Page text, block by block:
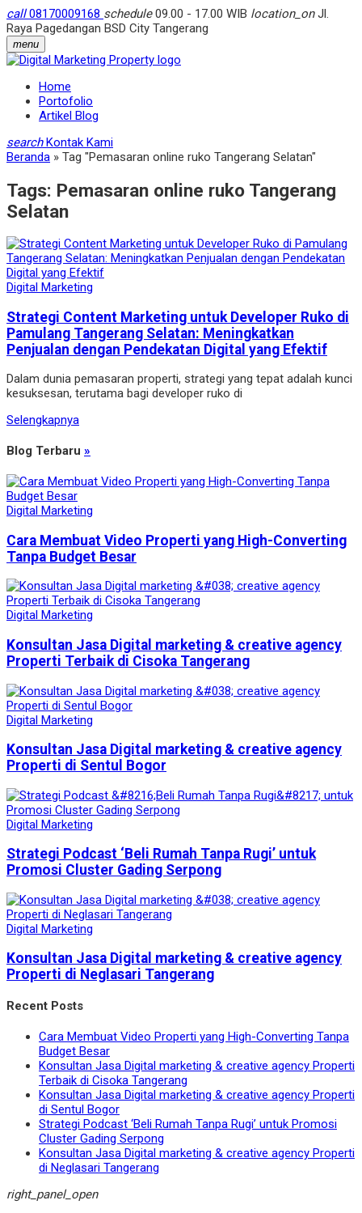
call08170009168 schedule09.00 - 17.00 WIB location_onJl.
Raya Pagedangan BSD City Tangerang
menu
Home
Portofolio
Artikel Blog
search Kontak Kami
Beranda » Tag "Pemasaran online ruko Tangerang Selatan"
Tags: Pemasaran online ruko Tangerang
Selatan
Digital Marketing
Strategi Content Marketing untuk Developer Ruko di
Pamulang Tangerang Selatan: Meningkatkan
Penjualan dengan Pendekatan Digital yang Efektif
Dalam dunia pemasaran properti, strategi yang tepat adalah kunci
kesuksesan, terutama bagi developer ruko di
Selengkapnya
Blog Terbaru »
Digital Marketing
Cara Membuat Video Properti yang High-Converting
Tanpa Budget Besar
Digital Marketing
Konsultan Jasa Digital marketing & creative agency
Properti Terbaik di Cisoka Tangerang
Digital Marketing
Konsultan Jasa Digital marketing & creative agency
Properti di Sentul Bogor
Digital Marketing
Strategi Podcast ‘Beli Rumah Tanpa Rugi’ untuk
Promosi Cluster Gading Serpong
Digital Marketing
Konsultan Jasa Digital marketing & creative agency
Properti di Neglasari Tangerang
Recent Posts
Cara Membuat Video Properti yang High-Converting Tanpa
Budget Besar
Konsultan Jasa Digital marketing & creative agency Properti
Terbaik di Cisoka Tangerang
Konsultan Jasa Digital marketing & creative agency Properti
di Sentul Bogor
Strategi Podcast ‘Beli Rumah Tanpa Rugi’ untuk Promosi
Cluster Gading Serpong
Konsultan Jasa Digital marketing & creative agency Properti
di Neglasari Tangerang
right_panel_open